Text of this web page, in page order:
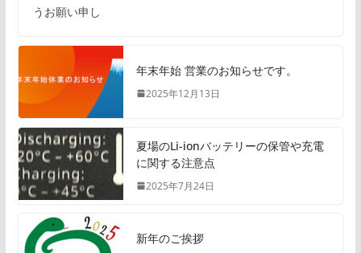
うお願い申し
年末年始 営業のお知らせです。
2025年12月13日
夏場のLi-ionバッテリーの保管や充電
に関する注意点
2025年7月24日
新年のご挨拶